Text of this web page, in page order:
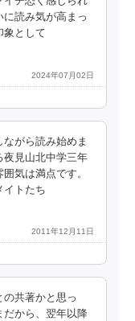
読み気が高まっ
として
2024年07月02日
がら読み始めま
夜見山北中学三年
気は満点です。
イトたち
2011年12月11日
の共著かと思っ
だから、翌年以降